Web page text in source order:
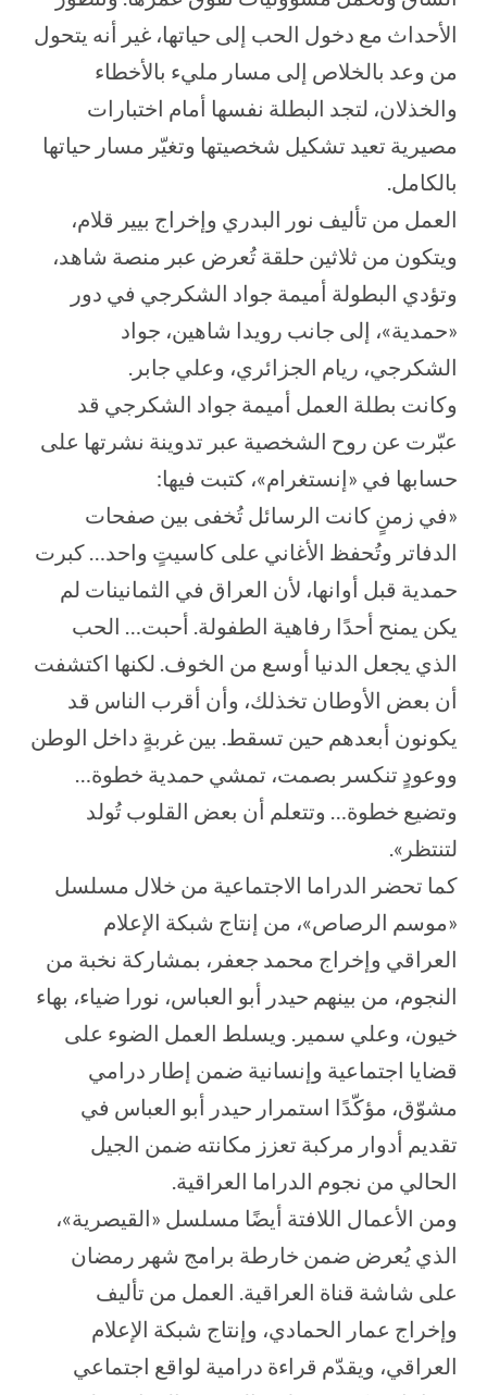
الأحداث مع دخول الحب إلى حياتها، غير أنه يتحول
من وعد بالخلاص إلى مسار مليء بالأخطاء
والخذلان، لتجد البطلة نفسها أمام اختبارات
مصيرية تعيد تشكيل شخصيتها وتغيّر مسار حياتها
بالكامل.
العمل من تأليف نور البدري وإخراج بيير قلام،
ويتكون من ثلاثين حلقة تُعرض عبر منصة شاهد،
وتؤدي البطولة أميمة جواد الشكرجي في دور
«حمدية»، إلى جانب رويدا شاهين، جواد
الشكرجي، ريام الجزائري، وعلي جابر.
وكانت بطلة العمل أميمة جواد الشكرجي قد
عبّرت عن روح الشخصية عبر تدوينة نشرتها على
حسابها في «إنستغرام»، كتبت فيها:
«في زمنٍ كانت الرسائل تُخفى بين صفحات
الدفاتر وتُحفظ الأغاني على كاسيتٍ واحد… كبرت
حمدية قبل أوانها، لأن العراق في الثمانينات لم
يكن يمنح أحدًا رفاهية الطفولة. أحبت… الحب
الذي يجعل الدنيا أوسع من الخوف. لكنها اكتشفت
أن بعض الأوطان تخذلك، وأن أقرب الناس قد
يكونون أبعدهم حين تسقط. بين غربةٍ داخل الوطن
ووعودٍ تنكسر بصمت، تمشي حمدية خطوة…
وتضيع خطوة… وتتعلم أن بعض القلوب تُولد
لتنتظر».
كما تحضر الدراما الاجتماعية من خلال مسلسل
«موسم الرصاص»، من إنتاج شبكة الإعلام
العراقي وإخراج محمد جعفر، بمشاركة نخبة من
النجوم، من بينهم حيدر أبو العباس، نورا ضياء، بهاء
خيون، وعلي سمير. ويسلط العمل الضوء على
قضايا اجتماعية وإنسانية ضمن إطار درامي
مشوّق، مؤكّدًا استمرار حيدر أبو العباس في
تقديم أدوار مركبة تعزز مكانته ضمن الجيل
الحالي من نجوم الدراما العراقية.
ومن الأعمال اللافتة أيضًا مسلسل «القيصرية»،
الذي يُعرض ضمن خارطة برامج شهر رمضان
على شاشة قناة العراقية. العمل من تأليف
وإخراج عمار الحمادي، وإنتاج شبكة الإعلام
العراقي، ويقدّم قراءة درامية لواقع اجتماعي